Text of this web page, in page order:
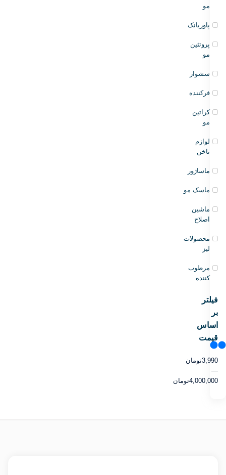
مو
پاوربانک
پروتئین
مو
سشوار
فرکننده
کراتین
مو
لوازم
ناخن
ماساژور
ماسک مو
ماشین
اصلاح
محصولات
لیز
مرطوب
کننده
فیلتر
بر
اساس
قیمت
3,990تومان
—
4,000,000تومان